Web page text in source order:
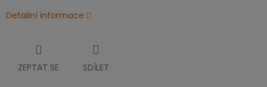
Detailní informace
ZEPTAT SE SDÍLET